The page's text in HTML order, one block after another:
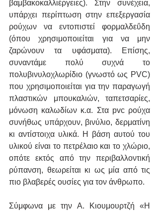
βαμβακοκαλλιέργειες). Στην συνέχεια,
υπάρχει περίπτωση στην επεξεργασία
ρούχων να εντοπιστεί φορμαλδεΰδη
(όπου χρησιμοποιείται για να μην
ζαρώνουν τα υφάσματα). Επίσης,
συναντάμε πολύ συχνά το
πολυβινυλοχλωρίδιο (γνωστό ως PVC)
που χρησιμοποιείται για την παραγωγή
πλαστικών μπουκαλιών, ταπετσαρίες,
μόνωση καλωδίων κ.α. Στα pvc ρούχα
συνήθως υπάρχουν, βινύλιο, δερματίνη
κι αντίστοιχα υλικά. Η βάση αυτού του
υλικού είναι το πετρέλαιο και το χλώριο,
οπότε εκτός από την περιβαλλοντική
ρύπανση, θεωρείται κι ως μία από τις
πιο βλαβερές ουσίες για τον άνθρωπο.
Σύμφωνα με την Α. Κιουμουρτζή «Η